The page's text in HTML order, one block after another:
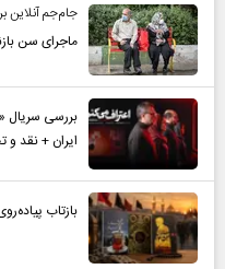
جام‌جم آنلاین
ماجرای سن بازنشستگی
بررسی سریال
ایران + نقد و
بازتاب